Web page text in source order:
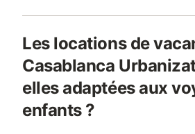
Les locations de
Casablanca
elles adaptées aux
enfants ?